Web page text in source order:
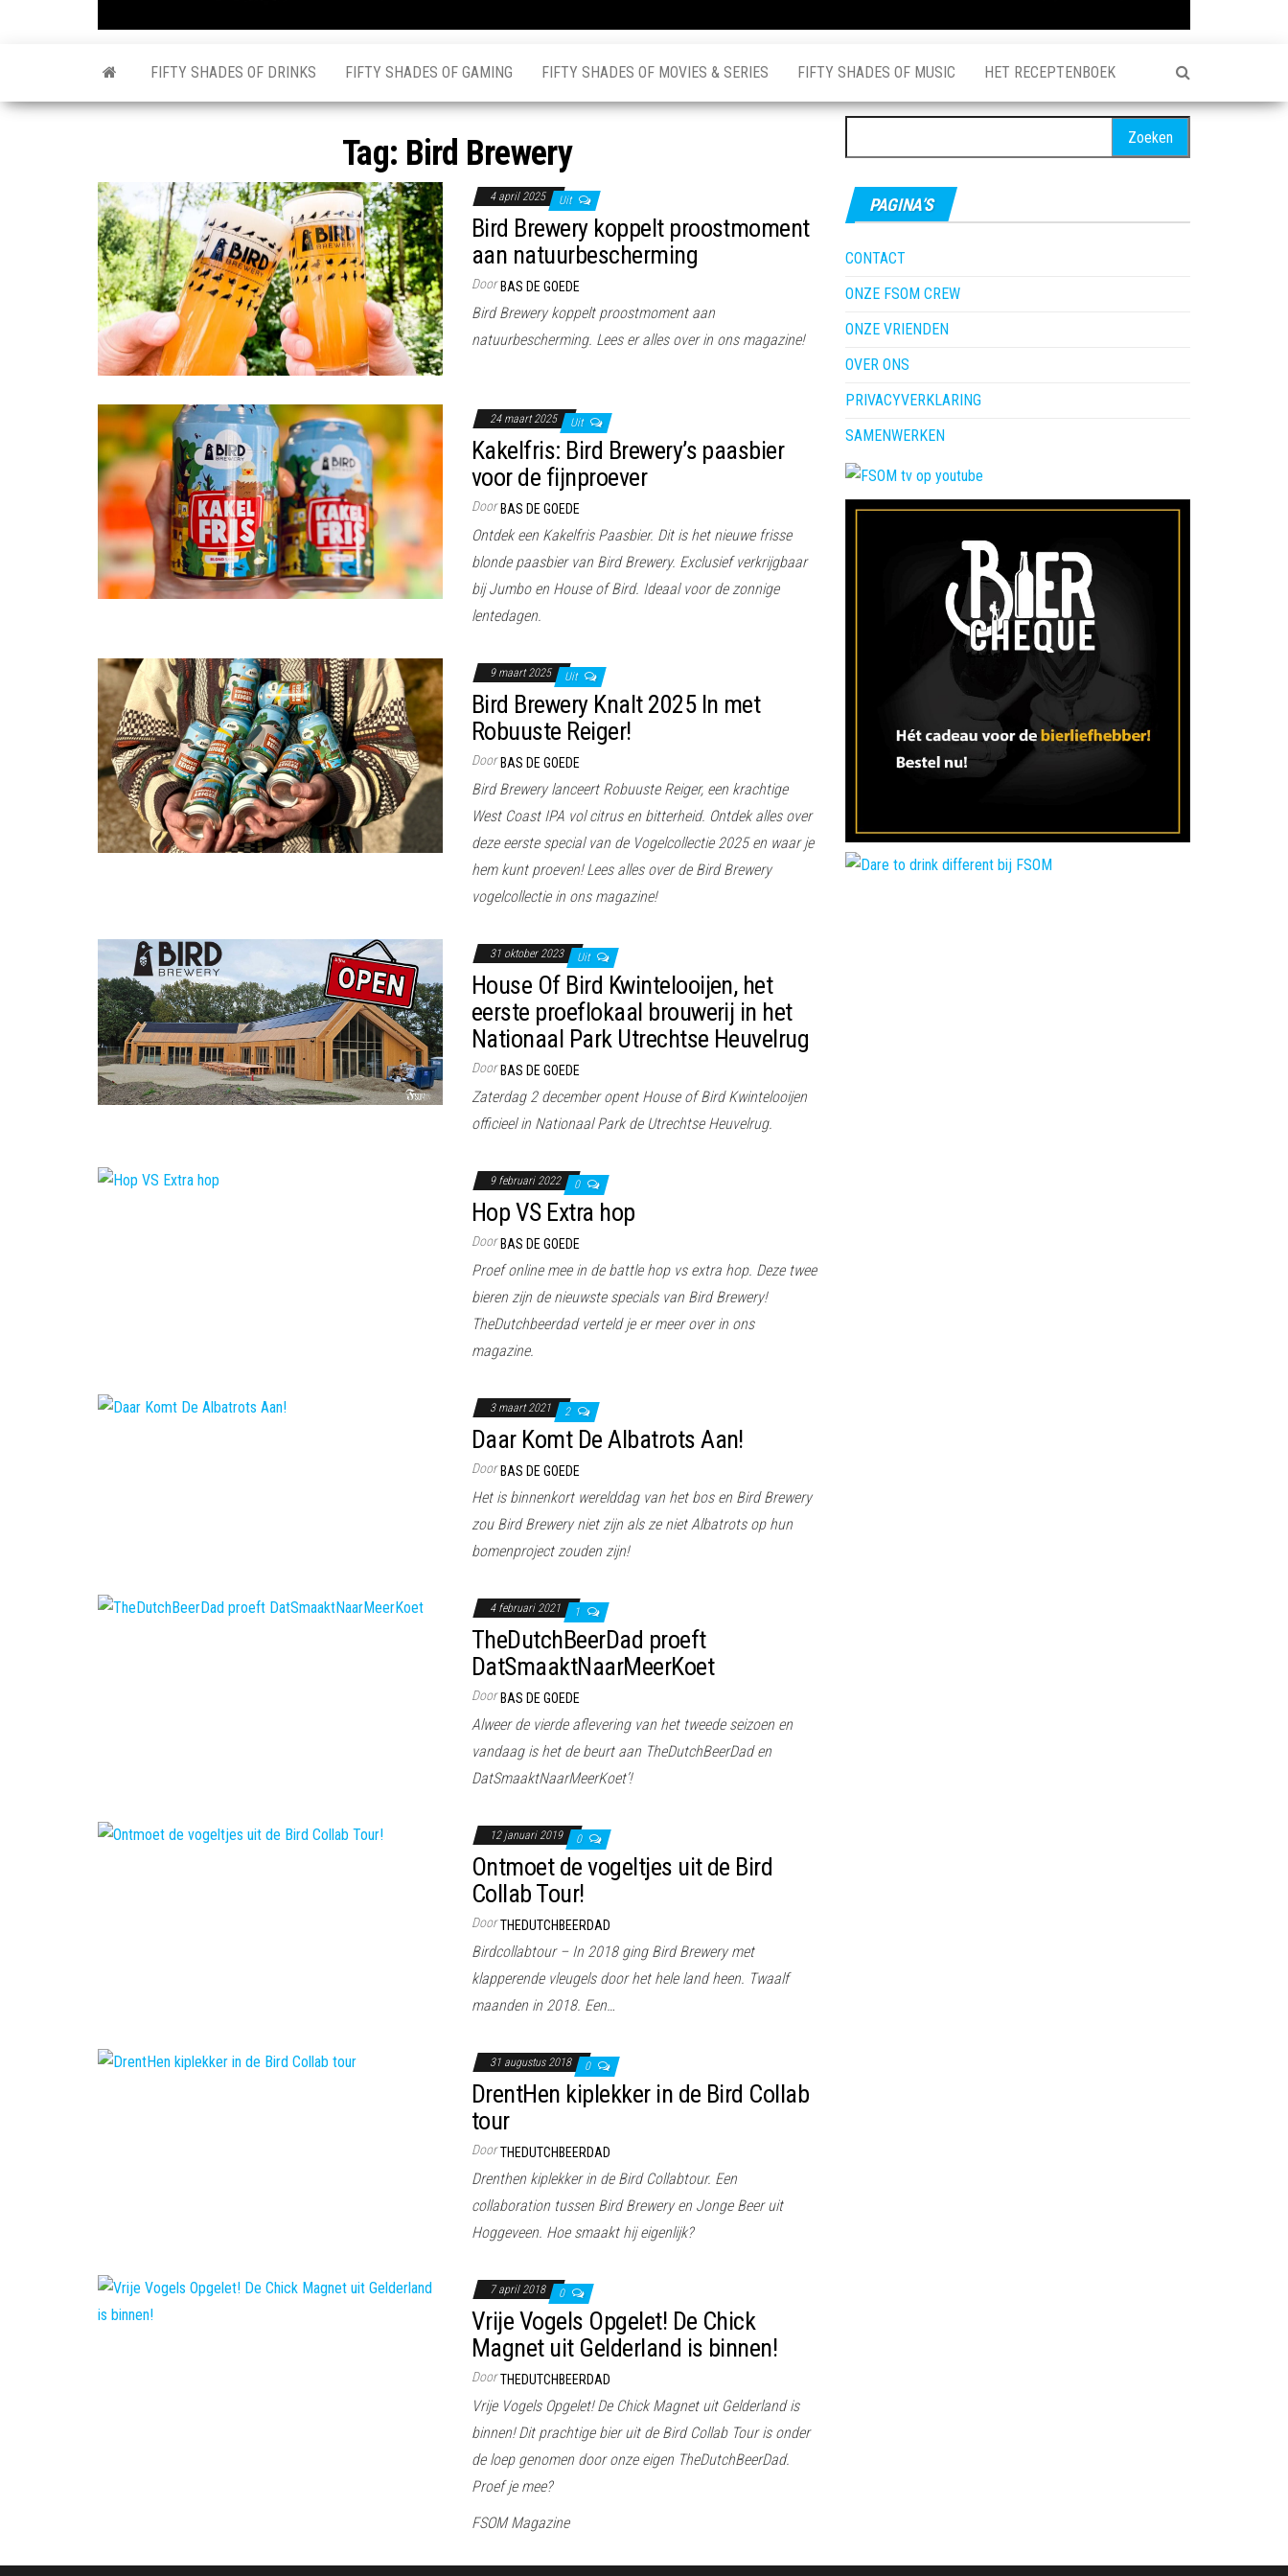
FIFTY SHADES OF DRINKS FIFTY SHADES OF GAMING FIFTY SHADES OF MOVIES & SERIES FIFTY SHADES OF MUSIC HET RECEPTENBOEK
Tag: Bird Brewery
4 april 2025 Uit
Bird Brewery koppelt proostmoment
aan natuurbescherming
Door BAS DE GOEDE
Bird Brewery koppelt proostmoment aan
natuurbescherming. Lees er alles over in ons magazine!
24 maart 2025 Uit
Kakelfris: Bird Brewery’s paasbier
voor de fijnproever
Door BAS DE GOEDE
Ontdek een Kakelfris Paasbier. Dit is het nieuwe frisse
blonde paasbier van Bird Brewery. Exclusief verkrijgbaar
bij Jumbo en House of Bird. Ideaal voor de zonnige
lentedagen.
9 maart 2025 Uit
Bird Brewery Knalt 2025 In met
Robuuste Reiger!
Door BAS DE GOEDE
Bird Brewery lanceert Robuuste Reiger, een krachtige
West Coast IPA vol citrus en bitterheid. Ontdek alles over
deze eerste special van de Vogelcollectie 2025 en waar je
hem kunt proeven! Lees alles over de Bird Brewery
vogelcollectie in ons magazine!
31 oktober 2023 Uit
House Of Bird Kwintelooijen, het
eerste proeflokaal brouwerij in het
Nationaal Park Utrechtse Heuvelrug
Door BAS DE GOEDE
Zaterdag 2 december opent House of Bird Kwintelooijen
officieel in Nationaal Park de Utrechtse Heuvelrug.
9 februari 2022 0
Hop VS Extra hop
Door BAS DE GOEDE
Proef online mee in de battle hop vs extra hop. Deze twee
bieren zijn de nieuwste specials van Bird Brewery!
TheDutchbeerdad verteld je er meer over in ons
magazine.
3 maart 2021 2
Daar Komt De Albatrots Aan!
Door BAS DE GOEDE
Het is binnenkort werelddag van het bos en Bird Brewery
zou Bird Brewery niet zijn als ze niet Albatrots op hun
bomenproject zouden zijn!
4 februari 2021 1
TheDutchBeerDad proeft
DatSmaaktNaarMeerKoet
Door BAS DE GOEDE
Alweer de vierde aflevering van het tweede seizoen en
vandaag is het de beurt aan TheDutchBeerDad en
DatSmaaktNaarMeerKoet’!
12 januari 2019 0
Ontmoet de vogeltjes uit de Bird
Collab Tour!
Door THEDUTCHBEERDAD
Birdcollabtour – In 2018 ging Bird Brewery met
klapperende vleugels door het hele land heen. Twaalf
maanden in 2018. Een…
31 augustus 2018 0
DrentHen kiplekker in de Bird Collab
tour
Door THEDUTCHBEERDAD
Drenthen kiplekker in de Bird Collabtour. Een
collaboration tussen Bird Brewery en Jonge Beer uit
Hoggeveen. Hoe smaakt hij eigenlijk?
7 april 2018 0
Vrije Vogels Opgelet! De Chick
Magnet uit Gelderland is binnen!
Door THEDUTCHBEERDAD
Vrije Vogels Opgelet! De Chick Magnet uit Gelderland is
binnen! Dit prachtige bier uit de Bird Collab Tour is onder
de loep genomen door onze eigen TheDutchBeerDad.
Proef je mee?
FSOM Magazine
naar:
PAGINA’S
CONTACT
ONZE FSOM CREW
ONZE VRIENDEN
OVER ONS
PRIVACYVERKLARING
SAMENWERKEN